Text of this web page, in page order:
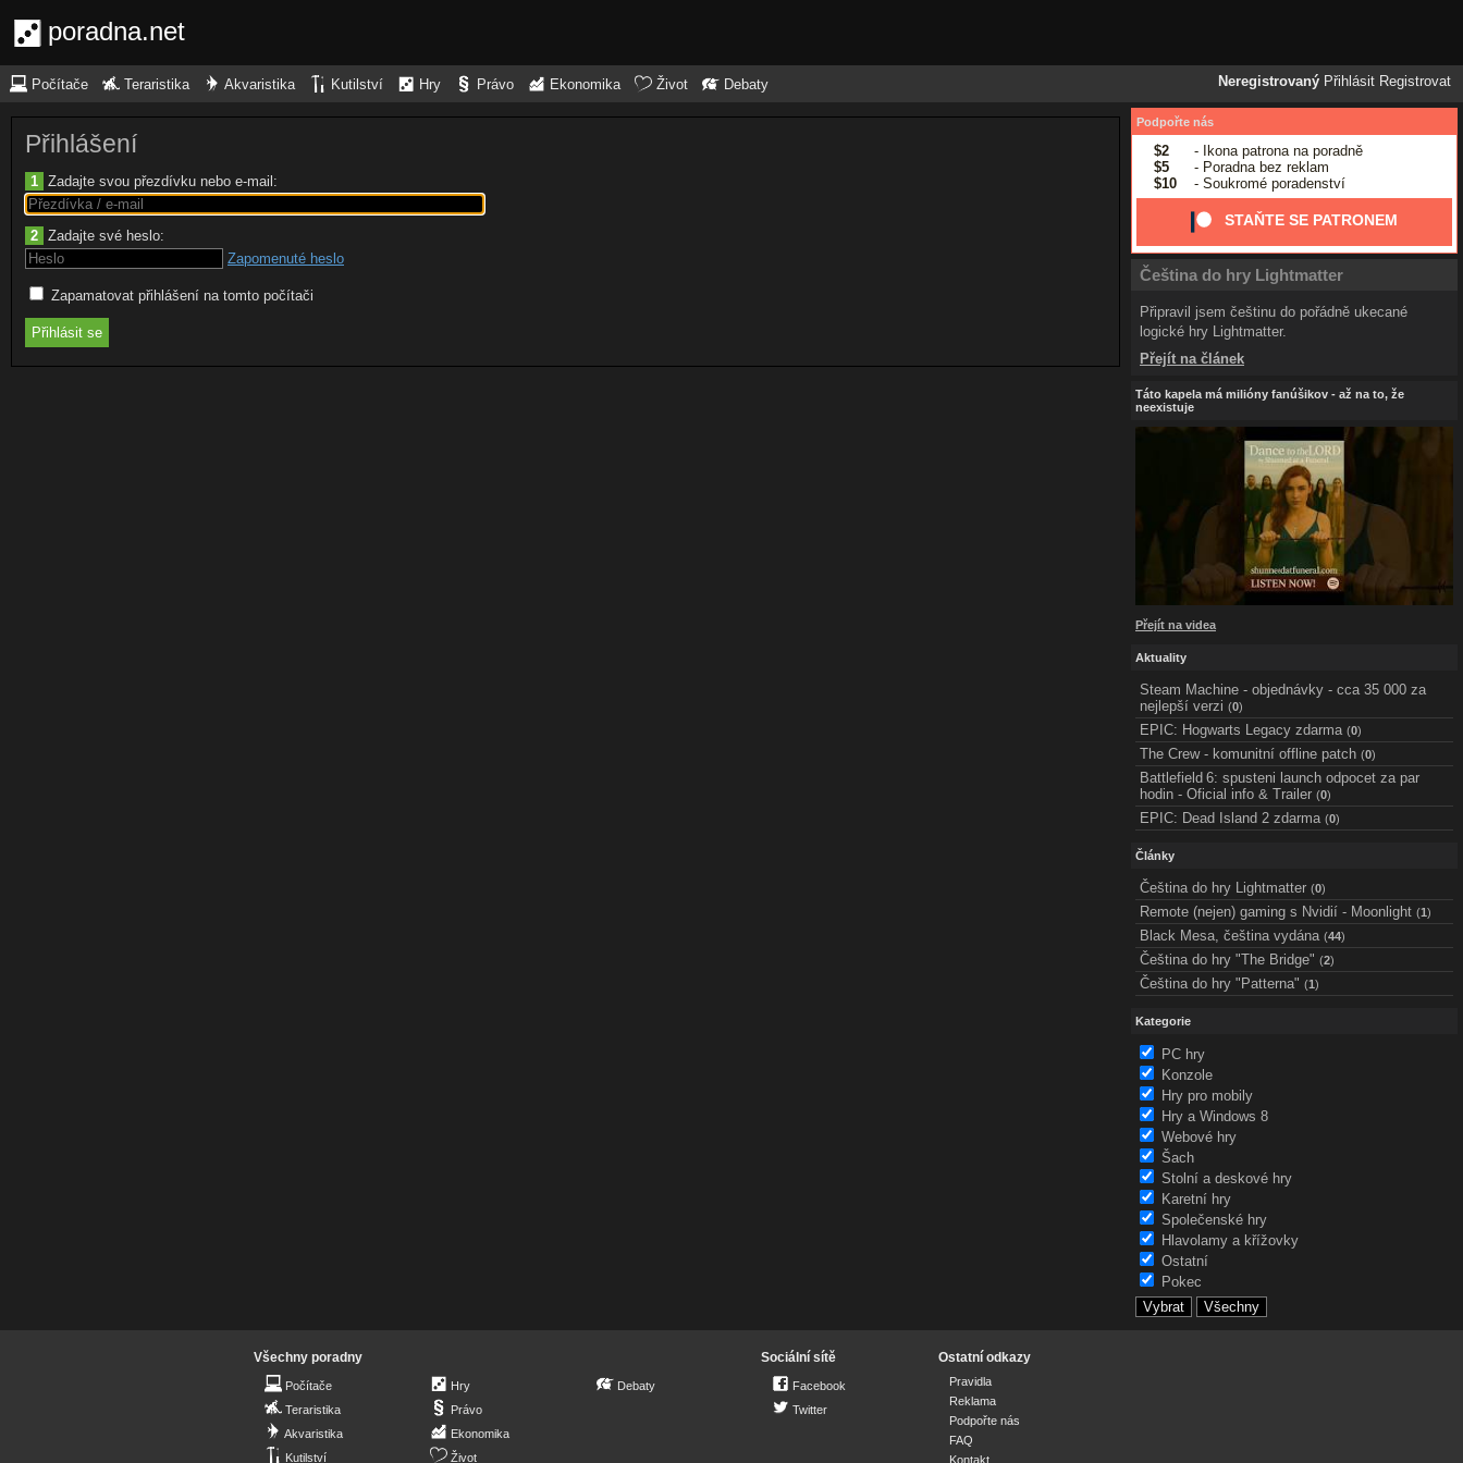
poradna.net
Neregistrovaný Přihlásit Registrovat
Počítače Teraristika Akvaristika Kutilství Hry Právo Ekonomika Život Debaty
Přihlášení
1 Zadajte svou přezdívku nebo e-mail:
2 Zadajte své heslo:
Zapomenuté heslo
Zapamatovat přihlášení na tomto počítači
Podpořte nás
$2
- Ikona patrona na poradně
$5
- Poradna bez reklam
$10
- Soukromé poradenství
STAŇTE SE PATRONEM
Čeština do hry Lightmatter
Připravil jsem češtinu do pořádně ukecané
logické hry Lightmatter.
Přejít na článek
Táto kapela má milióny fanúšikov - až na to, že
neexistuje
Přejít na videa
Aktuality
Steam Machine - objednávky - cca 35 000 za
nejlepší verzi (0)
EPIC: Hogwarts Legacy zdarma (0)
The Crew - komunitní offline patch (0)
Battlefield 6: spusteni launch odpocet za par
hodin - Oficial info & Trailer (0)
EPIC: Dead Island 2 zdarma (0)
Články
Čeština do hry Lightmatter (0)
Remote (nejen) gaming s Nvidií - Moonlight (1)
Black Mesa, čeština vydána (44)
Čeština do hry "The Bridge" (2)
Čeština do hry "Patterna" (1)
Kategorie
PC hry
Konzole
Hry pro mobily
Hry a Windows 8
Webové hry
Šach
Stolní a deskové hry
Karetní hry
Společenské hry
Hlavolamy a křížovky
Ostatní
Pokec
Všechny poradny
Počítače
Teraristika
Akvaristika
Kutilství
Hry
Právo
Ekonomika
Život
Debaty
Sociální sítě
Facebook
Twitter
Ostatní odkazy
Pravidla
Reklama
Podpořte nás
FAQ
Kontakt